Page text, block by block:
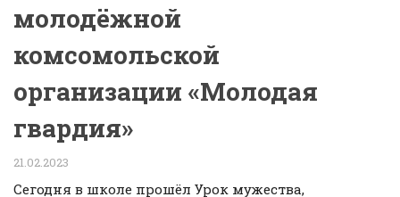
молодёжной
комсомольской
организации «Молодая
гвардия»
21.02.2023
Сегодня в школе прошёл Урок мужества,